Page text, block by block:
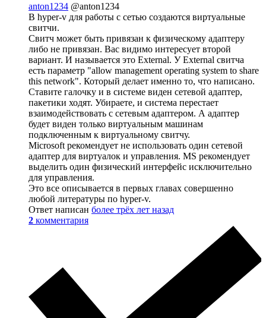
anton1234 @anton1234
В hyper-v для работы с сетью создаются виртуальные
свитчи.
Свитч может быть привязан к физическому адаптеру
либо не привязан. Вас видимо интересует второй
вариант. И называется это External. У External свитча
есть параметр "allow management operating system to share
this network". Который делает именно то, что написано.
Ставите галочку и в системе виден сетевой адаптер,
пакетики ходят. Убираете, и система перестает
взаимодействовать с сетевым адаптером. А адаптер
будет виден только виртуальным машинам
подключенным к виртуальному свитчу.
Microsoft рекомендует не использовать один сетевой
адаптер для виртуалок и управления. MS рекомендует
выделить один физический интерфейс исключительно
для управления.
Это все описывается в первых главах совершенно
любой литературы по hyper-v.
Ответ написан более трёх лет назад
2 комментария